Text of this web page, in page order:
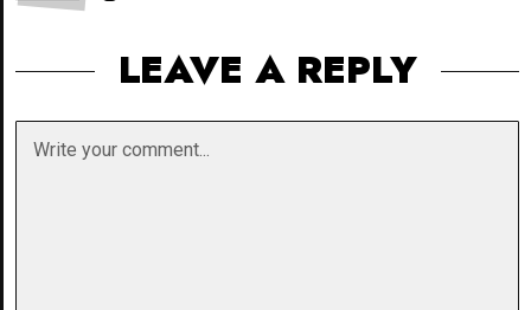
LEAVE A REPLY